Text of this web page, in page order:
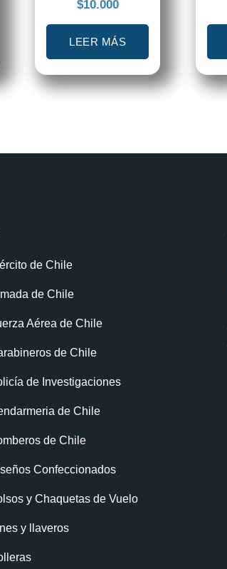
$10.000
LEER MÁS
de Chile
de Chile
Aérea de Chile
de Chile
de Investigaciones
de Chile
de Chile
Confeccionados
y Chaquetas de Vuelo
y llaveros